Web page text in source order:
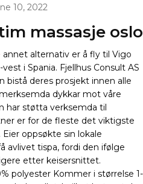
10, 2022
massasje oslo
annet alternativ er å fly til Vigo
i Spania. Fjellhus Consult AS
bistå deres prosjekt innen alle
dykkar mot våre
har støtta verksemda til
er for de fleste det viktigste
oppsøkte sin lokale
avlivet tispa, fordi den ifølge
etter keisersnittet.
polyester Kommer i størrelse 1-